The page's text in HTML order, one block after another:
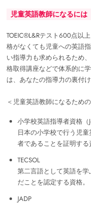
児童英語教師になるには
TOEIC®L&Rテスト600点以
格がなくても児童への英語
い指導力も求められるため
格取得講座などで体系的に
は、あなたの指導力の裏付け
＜児童英語教師になるため
小学校英語指導者資格（J-
日本の小学校で行う児
者であることを証明する
TECSOL
第二言語として英語を
だことを認定する資格。
JADP